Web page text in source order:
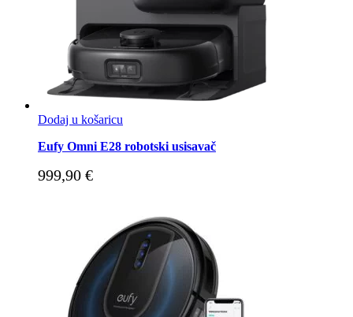
Dodaj u košaricu
Eufy Omni E28 robotski usisavač
999,90 €